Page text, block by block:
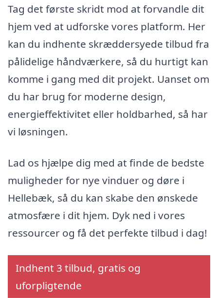
Tag det første skridt mod at forvandle dit
hjem ved at udforske vores platform. Her
kan du indhente skræddersyede tilbud fra
pålidelige håndværkere, så du hurtigt kan
komme i gang med dit projekt. Uanset om
du har brug for moderne design,
energieffektivitet eller holdbarhed, så har
vi løsningen.
Lad os hjælpe dig med at finde de bedste
muligheder for nye vinduer og døre i
Hellebæk, så du kan skabe den ønskede
atmosfære i dit hjem. Dyk ned i vores
ressourcer og få det perfekte tilbud i dag!
Indhent 3 tilbud, gratis og
uforpligtende